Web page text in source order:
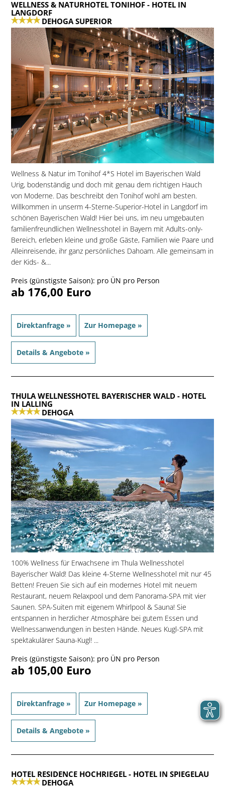
WELLNESS & NATURHOTEL TONIHOF- HOTEL IN
LANGDORF
DEHOGA SUPERIOR
Wellness & Natur im Tonihof 4*S Hotel im Bayerischen Wald
Urig, bodenständig und doch mit genau dem richtigen Hauch
von Moderne. Das beschreibt den Tonihof wohl am besten.
Willkommen in unserm 4-Sterne-Superior-Hotel in Langdorf im
schönen Bayerischen Wald! Hier bei uns, im neu umgebauten
familien­freundlichen Wellnesshotel in Bayern mit Adults-only-
Bereich, erleben kleine und große Gäste, Familien wie Paare und
Alleinreisende, ihr ganz persönliches Dahoam. Alle gemeinsam in
der Kids- &...
Preis (günstigste Saison): pro ÜN pro Person
ab 176,00 Euro
Direktanfrage » Zur Homepage »
Details & Angebote »
THULA WELLNESSHOTEL BAYERISCHER WALD- HOTEL
IN LALLING
DEHOGA
100% Wellness für Erwachsene im Thula Wellnesshotel
Bayerischer Wald! Das kleine 4-Sterne Wellnesshotel mit nur 45
Betten! Freuen Sie sich auf ein modernes Hotel mit neuem
Restaurant, neuem Relaxpool und dem Panorama-SPA mit vier
Saunen. SPA-Suiten mit eigenem Whirlpool & Sauna! Sie
entspannen in herzlicher Atmosphäre bei gutem Essen und
Wellnessanwendungen in besten Hände. Neues Kugl-SPA mit
spektakulärer Sauna-Kugl! ...
Preis (günstigste Saison): pro ÜN pro Person
ab 105,00 Euro
Direktanfrage » Zur Homepage »
Details & Angebote »
HOTEL RESIDENCE HOCHRIEGEL- HOTEL IN SPIEGELAU
DEHOGA